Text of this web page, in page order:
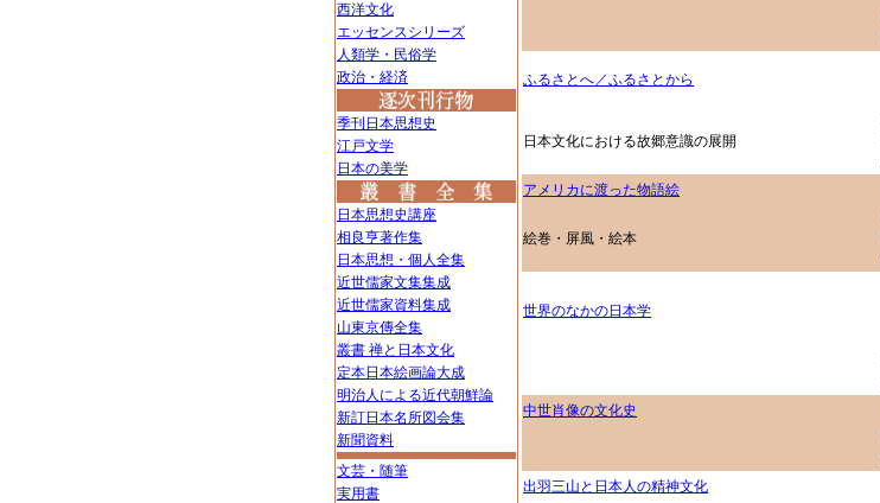
西洋文化
エッセンスシリーズ
人類学・民俗学
政治・経済
季刊日本思想史
江戸文学
日本の美学
日本思想史講座
相良亨著作集
日本思想・個人全集
近世儒家文集集成
近世儒家資料集成
山東京傳全集
叢書 禅と日本文化
定本日本絵画論大成
明治人による近代朝鮮論
新訂日本名所図会集
新聞資料
文芸・随筆
実用書
ふるさとへ／ふるさとから
日本文化における故郷意識の展開
アメリカに渡った物語絵
絵巻・屏風・絵本
世界のなかの日本学
中世肖像の文化史
出羽三山と日本人の精神文化